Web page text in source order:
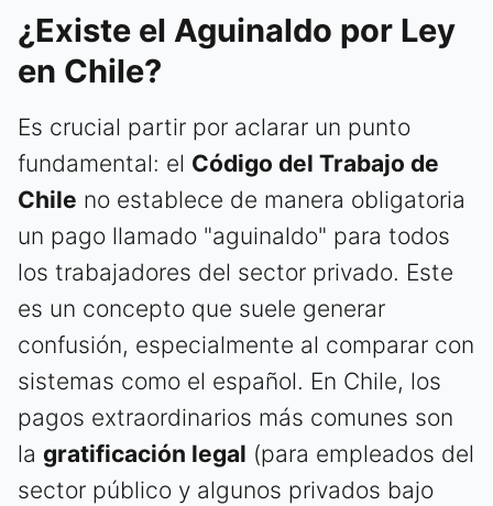
¿Existe el Aguinaldo por Ley
en Chile?
Es crucial partir por aclarar un punto
fundamental: el Código del Trabajo de
Chile no establece de manera obligatoria
un pago llamado "aguinaldo" para todos
los trabajadores del sector privado. Este
es un concepto que suele generar
confusión, especialmente al comparar con
sistemas como el español. En Chile, los
pagos extraordinarios más comunes son
la gratificación legal (para empleados del
sector público y algunos privados bajo